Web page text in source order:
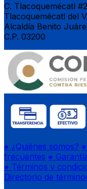
C. Tlacoquemécatl
Tlacoquemécatl del
Alcaldía Benito
C.P. 03200
● ¿Quiénes somos?
frecuentes ●
● Términos y
Directorio de